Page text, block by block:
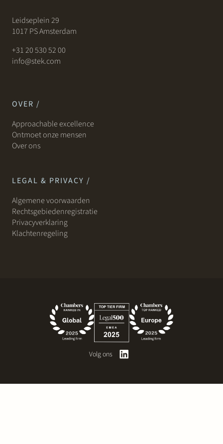
Leidseplein 29
1017 PS Amsterdam
+31 20 530 52 00
info@stek.com
OVER /
Approachable excellence
Ontmoet onze mensen
Over ons
LEGAL & PRIVACY /
Algemene voorwaarden
Rechtsgebiedenregistratie
Privacyverklaring
Klachtenregeling
Volg ons